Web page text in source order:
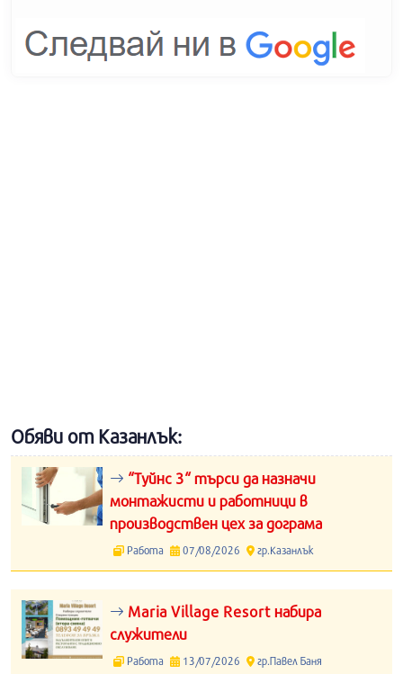
Обяви от Казанлък:
“Туйнс 3“ търси да назначи
монтажисти и работници в
производствен цех за дограма
Работа 07/08/2026 гр.Казанлък
Maria Village Resort набира
служители
Работа 13/07/2026 гр.Павел Баня